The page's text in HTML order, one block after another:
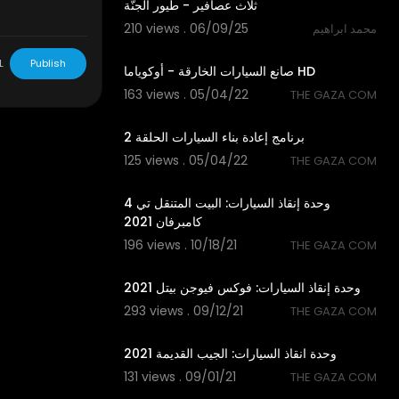
ثلاث عصافير - طيور الجنّة
210 views . 06/09/25
محمد ابراهيم
صانع السيارات الخارقة - أوكوياما HD
163 views . 05/04/22
THE GAZA COM
برنامج إعادة بناء السيارات الحلقة 2
125 views . 05/04/22
THE GAZA COM
وحدة إنقاذ السيارات: البيت المتنقل تي 4
كامبرفان 2021
196 views . 10/18/21
THE GAZA COM
وحدة إنقاذ السيارات: فوكس فيوجن بيتل 2021
293 views . 09/12/21
THE GAZA COM
وحدة انقاذ السيارات: الجيب القديمة 2021
131 views . 09/01/21
THE GAZA COM
Publish